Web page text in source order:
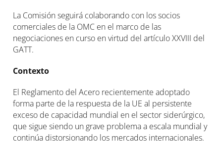
La Comisión seguirá colaborando con los socios
comerciales de la OMC en el marco de las
negociaciones en curso en virtud del artículo XXVIII del
GATT.
Contexto
El Reglamento del Acero recientemente adoptado
forma parte de la respuesta de la UE al persistente
exceso de capacidad mundial en el sector siderúrgico,
que sigue siendo un grave problema a escala mundial y
continúa distorsionando los mercados internacionales.